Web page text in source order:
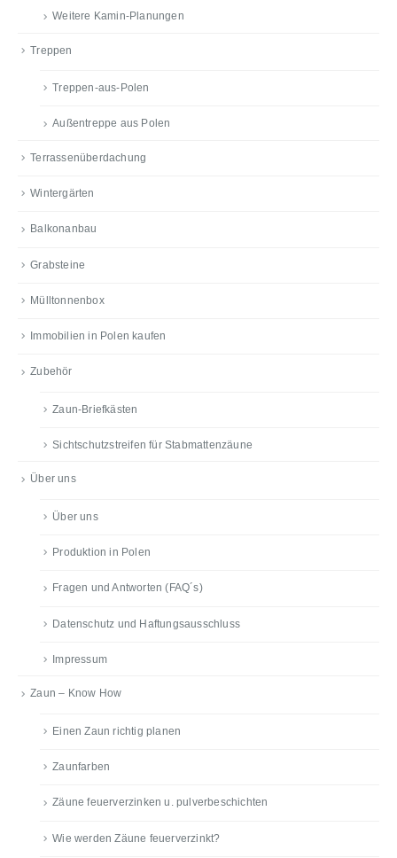
Weitere Kamin-Planungen
Treppen
Treppen-aus-Polen
Außentreppe aus Polen
Terrassenüberdachung
Wintergärten
Balkonanbau
Grabsteine
Mülltonnenbox
Immobilien in Polen kaufen
Zubehör
Zaun-Briefkästen
Sichtschutzstreifen für Stabmattenzäune
Über uns
Über uns
Produktion in Polen
Fragen und Antworten (FAQ´s)
Datenschutz und Haftungsausschluss
Impressum
Zaun – Know How
Einen Zaun richtig planen
Zaunfarben
Zäune feuerverzinken u. pulverbeschichten
Wie werden Zäune feuerverzinkt?